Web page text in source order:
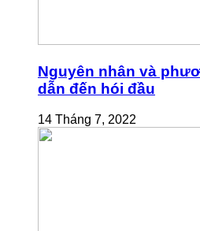
Nguyên nhân và
dẫn đến hói đầu
14 Tháng 7, 2022